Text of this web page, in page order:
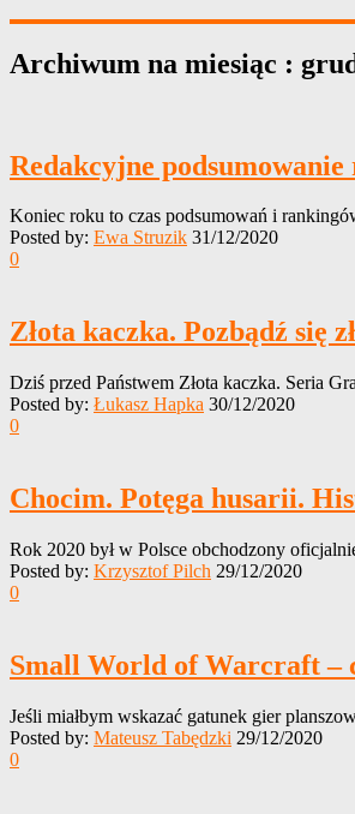
Archiwum na miesiąc :
Redakcyjne podsumowanie
Koniec roku to czas podsumowań i
Posted by: Ewa Struzik 31/12/2020
0
Złota kaczka. Pozbądź się
Dziś przed Państwem Złota kaczka. Seria
Posted by: Łukasz Hapka 30/12/2020
0
Chocim. Potęga husarii.
Rok 2020 był w Polsce obchodzony
Posted by: Krzysztof Pilch 29/12/2020
0
Small World of Warcraft –
Jeśli miałbym wskazać gatunek gier
Posted by: Mateusz Tabędzki 29/12/2020
0